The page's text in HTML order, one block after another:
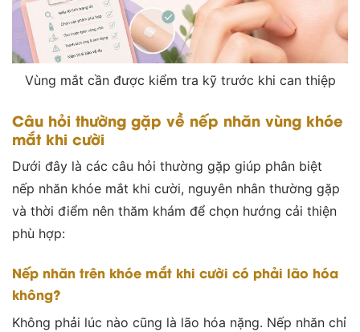
Vùng mắt cần được kiểm tra kỹ trước khi can thiệp
Câu hỏi thường gặp về nếp nhăn vùng khóe
mắt khi cười
Dưới đây là các câu hỏi thường gặp giúp phân biệt
nếp nhăn khóe mắt khi cười, nguyên nhân thường gặp
và thời điểm nên thăm khám để chọn hướng cải thiện
phù hợp:
Nếp nhăn trên khóe mắt khi cười có phải lão hóa
không?
Không phải lúc nào cũng là lão hóa nặng. Nếp nhăn chỉ